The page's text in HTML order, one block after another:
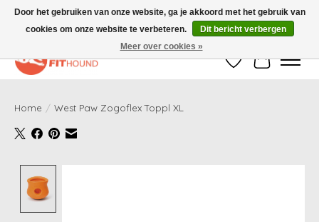
Gratis verzending vanaf €50,-
Verlanglijst
Home / West Paw Zogoflex Toppl XL
Door het gebruiken van onze website, ga je akkoord met het gebruik van
cookies om onze website te verbeteren.
Dit bericht verbergen
Meer over cookies »